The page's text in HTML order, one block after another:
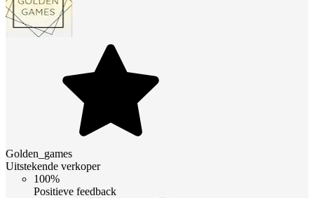
Golden_games
Uitstekende verkoper
100%
Positieve feedback